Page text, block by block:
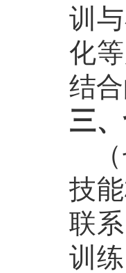
训
化
结
三
（
技
联
训